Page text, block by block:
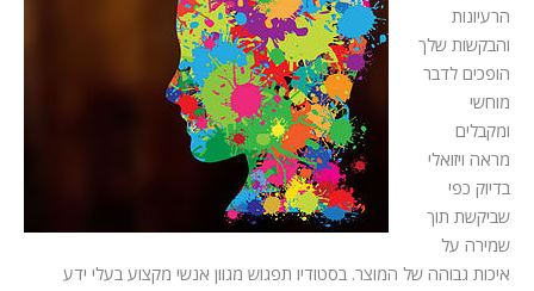
הרעיונות
והבקשות שלך
הופכים לדבר
מוחשי
ומקבלים
מראה ויזואלי
בדיוק כפי
שביקשת תוך
שמירה על
איכות גבוהה של המוצר. בסטודיו תפגוש מגוון אנשי מקצוע בעלי ידע